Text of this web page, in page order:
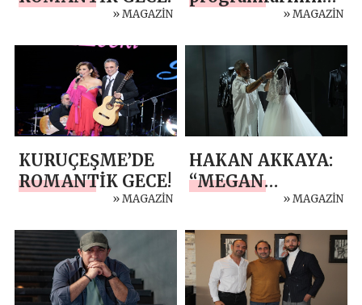
» MAGAZİN
“Üç Maymun”u
» MAGAZİN
KURUÇEŞME’DE
ROMANTİK GECE!
» MAGAZİN
HAKAN AKKAYA:
“MEGAN
FOX’TAN DÜNYA
SIRADA”
» MAGAZİN